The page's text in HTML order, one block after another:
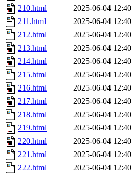
210.html
2025-06-04 12:40
211.html
2025-06-04 12:40
212.html
2025-06-04 12:40
213.html
2025-06-04 12:40
214.html
2025-06-04 12:40
215.html
2025-06-04 12:40
216.html
2025-06-04 12:40
217.html
2025-06-04 12:40
218.html
2025-06-04 12:40
219.html
2025-06-04 12:40
220.html
2025-06-04 12:40
221.html
2025-06-04 12:40
222.html
2025-06-04 12:40